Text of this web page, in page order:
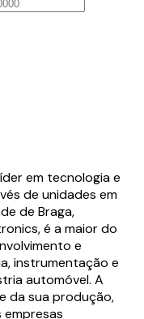
em tecnologia e
de unidades em
de Braga,
é a maior do
e
instrumentação e
automóvel. A
da sua produção,